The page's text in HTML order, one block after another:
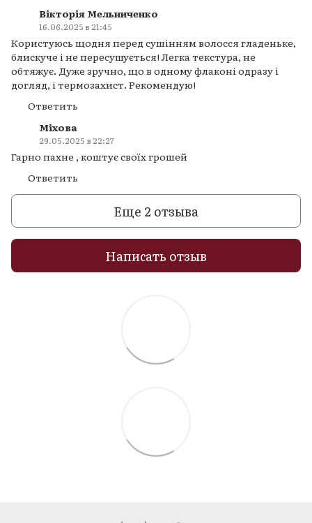
Вікторія Мельниченко
16.06.2025 в 21:45
Користуюсь щодня перед сушінням волосся гладеньке,
блискуче і не пересушується! Легка текстура, не
обтяжує. Дуже зручно, що в одному флаконі одразу і
догляд, і термозахист. Рекомендую!
Ответить
Міхова
29.05.2025 в 22:27
Гарно пахне , коштує своїх грошей
Ответить
Еще 2 отзыва
Написать отзыв